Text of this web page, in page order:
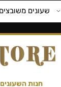
חנות
שעונים משובצים